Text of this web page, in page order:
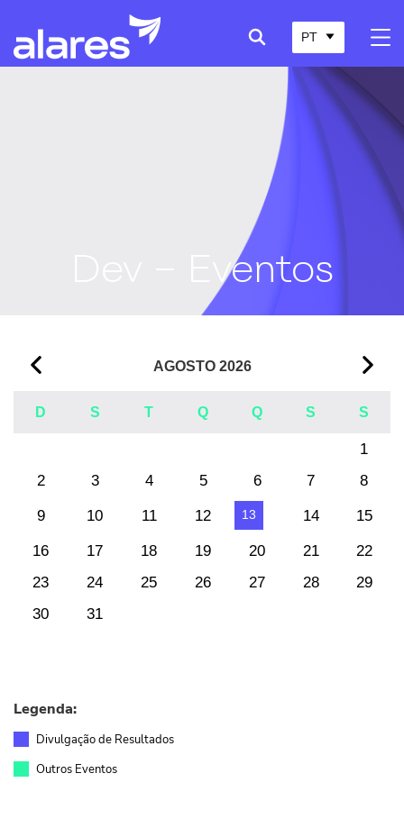
PT
Dev – Eventos
AGOSTO 2026
D S T Q Q S S
1
2
3 4 5 6 7 8
9 10 11 12 13 14 15
16 17 18 19 20 21
22
23
24 25 26 27 28
29
30
31
Legenda:
Divulgação de Resultados
Outros Eventos